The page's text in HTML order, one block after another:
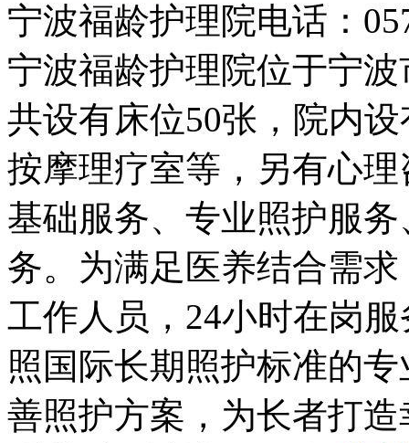
宁波福龄护理院电话：
宁波福龄护理院位于宁
共设有床位50张，院内
按摩理疗室等，另有心
基础服务、专业照护服
务。为满足医养结合需
工作人员，24小时在岗
照国际长期照护标准的
善照护方案，为长者打